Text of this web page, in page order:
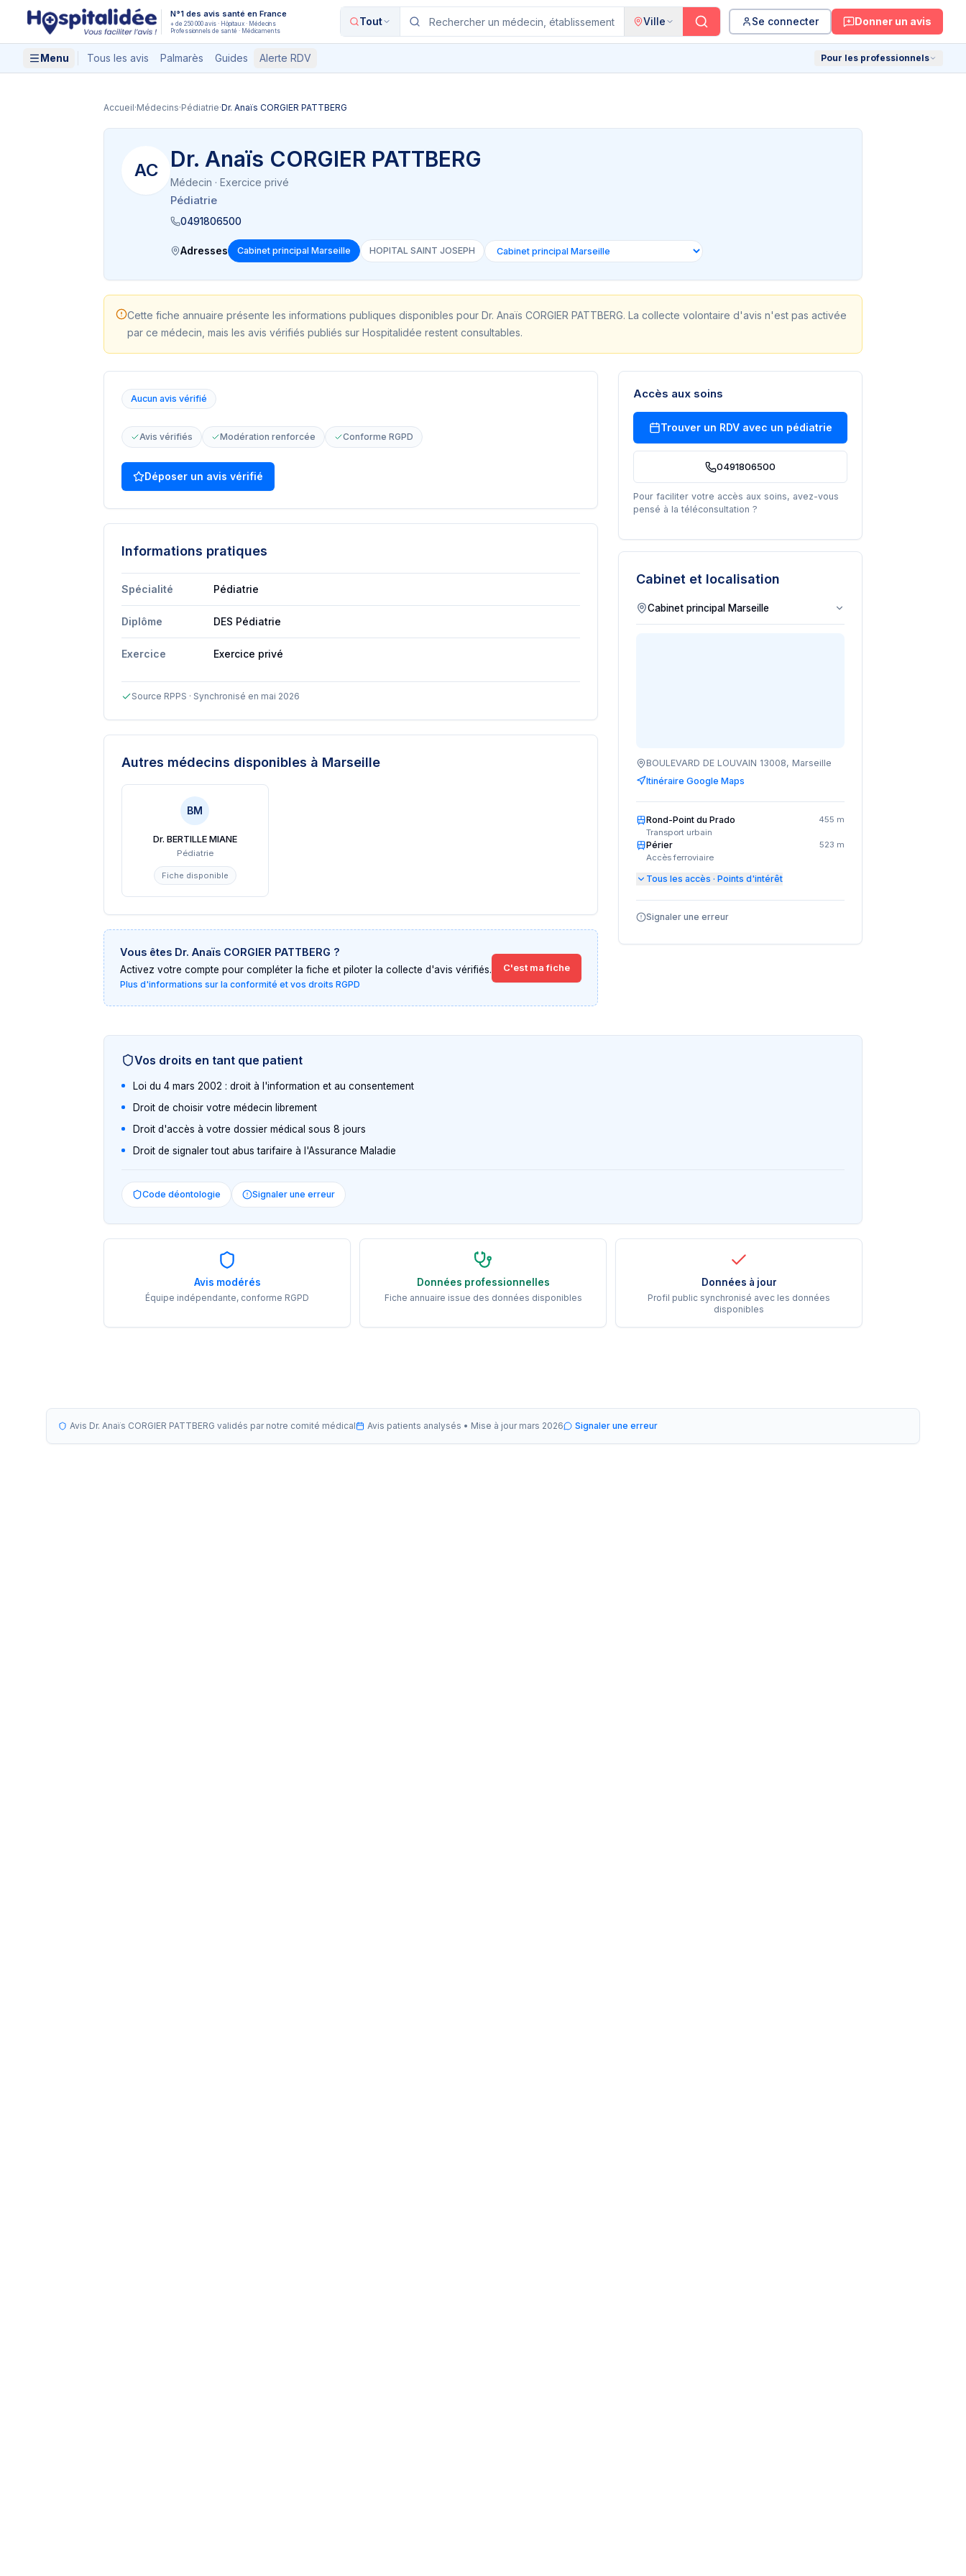
Aller au contenu principal N°1 des avis santé en France
+ de 250 000 avis · Hôpitaux · Médecins
Professionnels de santé · Médicaments
Tout Ville Se connecter Donner un avis
Menu Tous les avis Palmarès Guides Alerte RDV Pour les professionnels
Accueil·Médecins·Pédiatrie·Dr. Anaïs CORGIER PATTBERG
AC Dr. Anaïs CORGIER PATTBERG
Médecin · Exercice privé
Pédiatrie
0491806500
Adresses Cabinet principal Marseille HOPITAL SAINT JOSEPH
Cette fiche annuaire présente les informations publiques disponibles pour Dr. Anaïs CORGIER PATTBERG. La collecte volontaire d'avis n'est pas activée
par ce médecin, mais les avis vérifiés publiés sur Hospitalidée restent consultables.
Aucun avis vérifié
Avis vérifiés Modération renforcée Conforme RGPD
Déposer un avis vérifié
Informations pratiques
Spécialité Pédiatrie
Diplôme DES Pédiatrie
Exercice Exercice privé
Source RPPS · Synchronisé en mai 2026
Autres médecins disponibles à Marseille
BM
Dr. BERTILLE MIANE
Pédiatrie
Fiche disponible
Vous êtes Dr. Anaïs CORGIER PATTBERG ?
Activez votre compte pour compléter la fiche et piloter la collecte d'avis vérifiés.
Plus d'informations sur la conformité et vos droits RGPD
C'est ma fiche
Accès aux soins
Trouver un RDV avec un pédiatrie
0491806500
Pour faciliter votre accès aux soins, avez-vous
pensé à la téléconsultation ?
Cabinet et localisation
BOULEVARD DE LOUVAIN 13008, Marseille
Itinéraire Google Maps
Rond-Point du Prado
Transport urbain
455 m
Périer
Accès ferroviaire
523 m
Tous les accès · Points d'intérêt
Signaler une erreur
Vos droits en tant que patient
Loi du 4 mars 2002 : droit à l'information et au consentement
Droit de choisir votre médecin librement
Droit d'accès à votre dossier médical sous 8 jours
Droit de signaler tout abus tarifaire à l'Assurance Maladie
Code déontologie Signaler une erreur
Avis modérés
Équipe indépendante, conforme RGPD
Données professionnelles
Fiche annuaire issue des données disponibles
Données à jour
Profil public synchronisé avec les données
disponibles
Avis Dr. Anaïs CORGIER PATTBERG validés par notre comité médical Avis patients analysés • Mise à jour mars 2026 Signaler une erreur